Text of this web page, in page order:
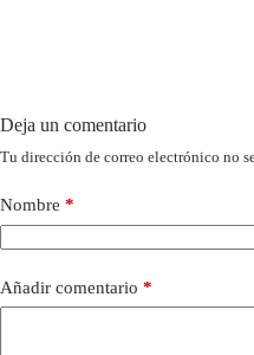
Deja un comentario
Tu dirección de correo electrónico no
Nombre *
Añadir comentario *